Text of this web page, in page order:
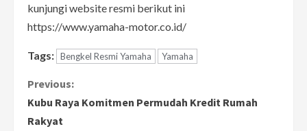
kunjungi website resmi berikut ini
https://www.yamaha-motor.co.id/
Tags: Bengkel Resmi Yamaha Yamaha
C
o
Previous:
Kubu Raya Komitmen Permudah Kredit Rumah
Rakyat